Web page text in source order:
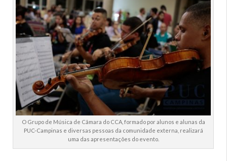
O Grupo de Música de Câmara do CCA, formado por alunos e alunas da
PUC-Campinas e diversas pessoas da comunidade externa, realizará
uma das apresentações do evento.